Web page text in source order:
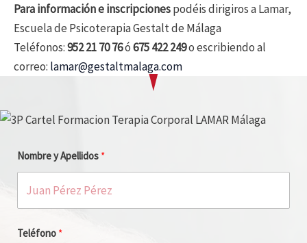
Para información e inscripcionespodéis dirigiros a Lamar,
Escuela de Psicoterapia Gestalt de Málaga
Teléfonos:952 21 70 76ó675 422 249o escribiendo al
correo: lamar@gestaltmalaga.com
Nombre y Apellidos
Teléfono